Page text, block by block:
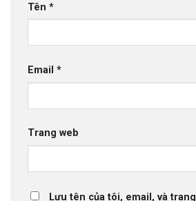
Tên *
Email *
Trang web
Lưu tên của tôi, email, và